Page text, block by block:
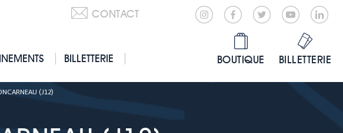
CONTACT
BILLETTERIE
BOUTIQUE BILLETTERIE
(J12)